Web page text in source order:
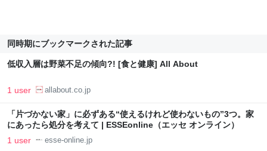
同時期にブックマークされた記事
低収入層は野菜不足の傾向?! [食と健康] All About
1 user allabout.co.jp
「片づかない家」に必ずある“使えるけれど使わないもの”3つ。家
にあったら処分を考えて | ESSEonline（エッセ オンライン）
1 user esse-online.jp